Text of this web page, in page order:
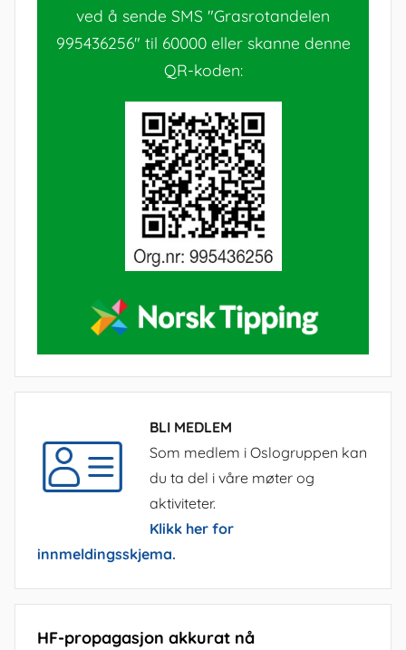
ved å sende SMS "Grasrotandelen
995436256" til 60000 eller skanne denne
QR-koden:
BLI MEDLEM
Som medlem i Oslogruppen kan
du ta del i våre møter og
aktiviteter.
Klikk her for
innmeldingsskjema.
HF-propagasjon akkurat nå